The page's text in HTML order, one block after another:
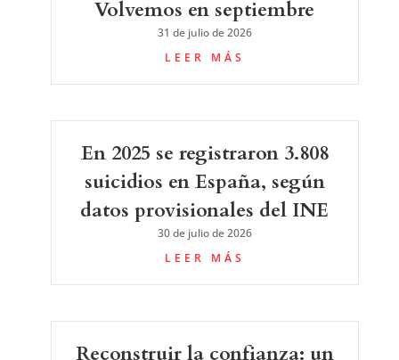
Volvemos en septiembre
31 de julio de 2026
LEER MÁS
En 2025 se registraron 3.808
suicidios en España, según
datos provisionales del INE
30 de julio de 2026
LEER MÁS
Reconstruir la confianza: un